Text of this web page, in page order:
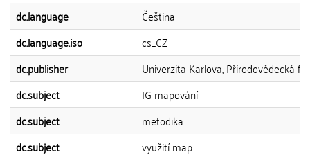
dc.language
Čeština
dc.language.iso
cs_CZ
dc.publisher
Univerzita Karlova, Přírodovědecká
dc.subject
IG mapování
dc.subject
metodika
dc.subject
využití map